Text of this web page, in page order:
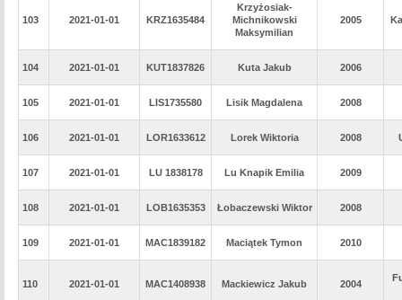
103 2021-01-01 KRZ1635484
Krzyżosiak-
Michnikowski
Maksymilian
2005
104 2021-01-01 KUT1837826 Kuta Jakub 2006
105 2021-01-01 LIS1735580 Lisik Magdalena 2008
106 2021-01-01 LOR1633612 Lorek Wiktoria 2008
107 2021-01-01 LU 1838178 Lu Knapik Emilia 2009
108 2021-01-01 LOB1635353 Łobaczewski Wiktor 2008
109 2021-01-01 MAC1839182 Maciątek Tymon 2010
110 2021-01-01 MAC1408938 Mackiewicz Jakub 2004